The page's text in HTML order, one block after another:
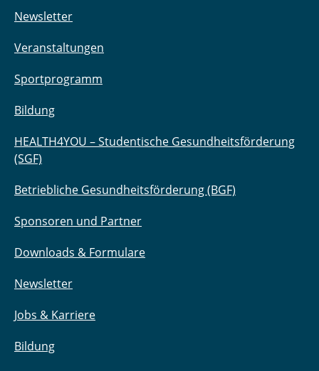
Newsletter
Veranstaltungen
Sportprogramm
Bildung
HEALTH4YOU – Studentische Gesundheitsförderung
(SGF)
Betriebliche Gesundheitsförderung (BGF)
Sponsoren und Partner
Downloads & Formulare
Newsletter
Jobs & Karriere
Bildung